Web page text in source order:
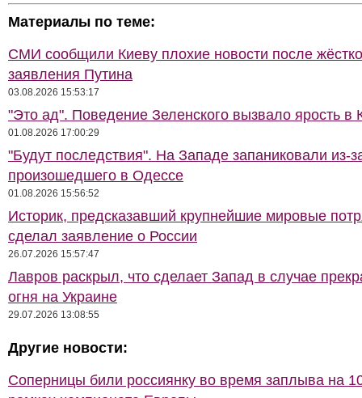
Материалы по теме:
СМИ сообщили Киеву плохие новости после
заявления Путина
03.08.2026 15:53:17
"Это ад". Поведение Зеленского вызвало ярость в
01.08.2026 17:00:29
"Будут последствия". На Западе запаниковали из-
произошедшего в Одессе
01.08.2026 15:56:52
Историк, предсказавший крупнейшие мировые
сделал заявление о России
26.07.2026 15:57:47
Лавров раскрыл, что сделает Запад в случае
огня на Украине
29.07.2026 13:08:55
Другие новости:
Соперницы били россиянку во время заплыва на